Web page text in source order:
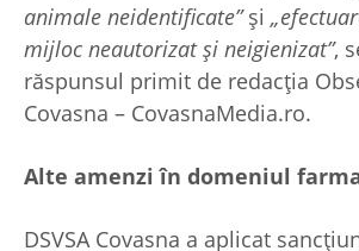
animale neidentificate”și
mijloc neautorizat și neigienizat”,
răspunsul primit de redacția
Covasna – CovasnaMedia.ro.
Alte amenzi în domeniul
DSVSA Covasna a aplicat